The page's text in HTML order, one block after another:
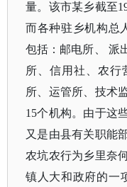
量。该市某乡截至
而各种驻乡机构总
包括：邮电所、 派
所、信用社、农行
所、运管所、技术
15个机构。由于这
又是由县有关职能
农坑农行为乡里奈
镇人大和政府的一